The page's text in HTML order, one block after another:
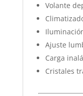
Volante
Ajuste
Carga
Cristales